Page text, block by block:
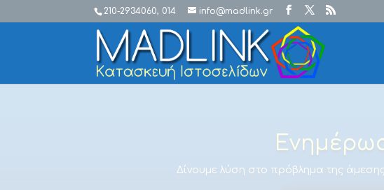
210-2934060, 014 info@madlink.gr
Δίνουμε λύση στο πρόβλημα της